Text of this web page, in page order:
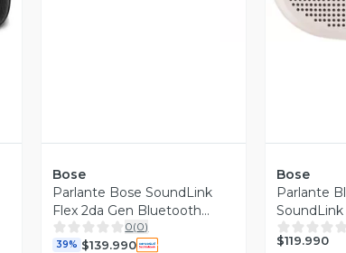
Bose
Parlante Bose SoundLink
Flex 2da Gen Bluetooth
Resistente al Agua IP67
0(0)
39% $139.990
Bose
Parlante
Smoke
$119.990